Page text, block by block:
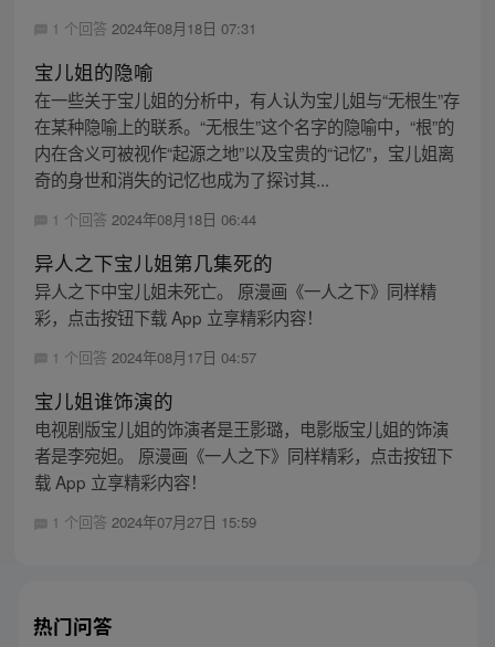
1 个回答 2024年08月18日 07:31
宝儿姐的隐喻
在一些关于宝儿姐的分析中，有人认为宝儿姐与“无根生”存
在某种隐喻上的联系。“无根生”这个名字的隐喻中，“根”的
内在含义可被视作“起源之地”以及宝贵的“记忆”，宝儿姐离
奇的身世和消失的记忆也成为了探讨其...
1 个回答 2024年08月18日 06:44
异人之下宝儿姐第几集死的
异人之下中宝儿姐未死亡。 原漫画《一人之下》同样精
彩，点击按钮下载 App 立享精彩内容！
1 个回答 2024年08月17日 04:57
宝儿姐谁饰演的
电视剧版宝儿姐的饰演者是王影璐，电影版宝儿姐的饰演
者是李宛妲。 原漫画《一人之下》同样精彩，点击按钮下
载 App 立享精彩内容！
1 个回答 2024年07月27日 15:59
热门问答